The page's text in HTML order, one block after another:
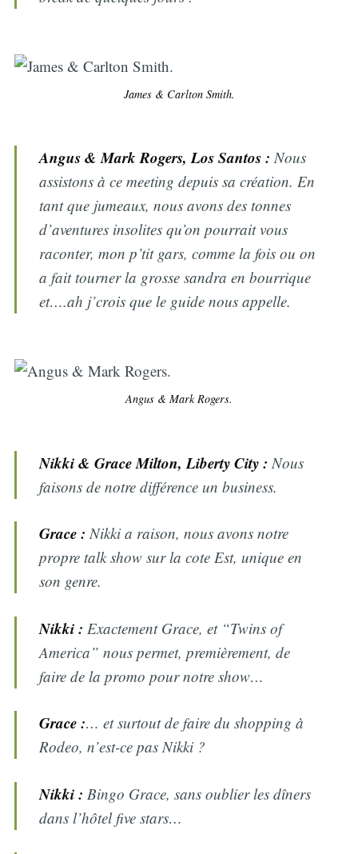
James & Carlton Smith.
Angus & Mark Rogers, Los Santos : Nous
assistons à ce meeting depuis sa création. En
tant que jumeaux, nous avons des tonnes
d’aventures insolites qu’on pourrait vous
raconter, mon p’tit gars, comme la fois ou on
a fait tourner la grosse sandra en bourrique
et….ah j’crois que le guide nous appelle.
Angus & Mark Rogers.
Nikki & Grace Milton, Liberty City : Nous
faisons de notre différence un business.
Grace : Nikki a raison, nous avons notre
propre talk show sur la cote Est, unique en
son genre.
Nikki : Exactement Grace, et “Twins of
America” nous permet, premièrement, de
faire de la promo pour notre show…
Grace :… et surtout de faire du shopping à
Rodeo, n’est-ce pas Nikki ?
Nikki : Bingo Grace, sans oublier les dîners
dans l’hôtel five stars…